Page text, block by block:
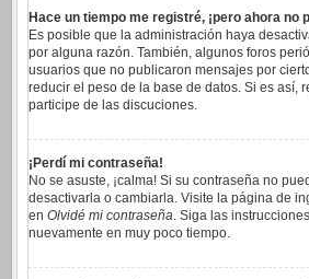
Hace un tiempo me registré, ¡pero ahora no
Es posible que la administración haya
por alguna razón. También, algunos foros
usuarios que no publicaron mensajes por
reducir el peso de la base de datos. Si es así,
participe de las discuciones.
¡Perdí mi contraseña!
No se asuste, ¡calma! Si su contraseña no
desactivarla o cambiarla. Visite la página de
en Olvidé mi contraseña. Siga las
nuevamente en muy poco tiempo.